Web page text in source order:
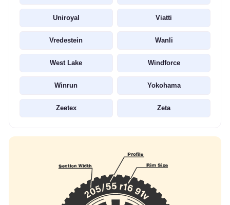
Uniroyal Viatti
Vredestein Wanli
West Lake Windforce
Winrun Yokohama
Zeetex Zeta